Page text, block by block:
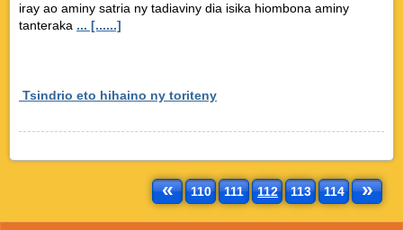
iray ao aminy satria ny tadiaviny dia isika hiombona aminy
tanteraka ... [......]
Tsindrio eto hihaino ny toriteny
« 110 111 112 113 114 »